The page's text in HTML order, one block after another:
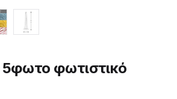
φωτιστικό